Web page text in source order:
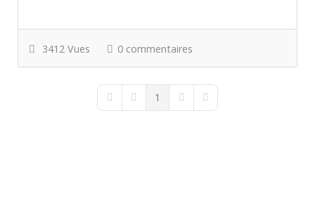
3412 Vues 0 commentaires
First PagePrevious Page
1 Next PageLast Page